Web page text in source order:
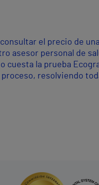
el precio de
asesor personal de
cuesta la prueba
resolviendo